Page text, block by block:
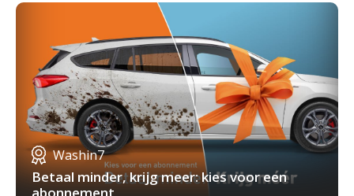
Washin7
Betaal minder, krijg meer: kies voor een